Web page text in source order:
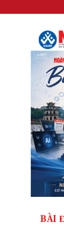
BÀI